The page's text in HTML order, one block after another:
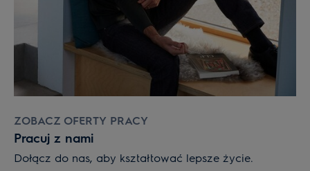
ZOBACZ OFERTY PRACY
Pracuj z nami
Dołącz do nas, aby kształtować lepsze życie.